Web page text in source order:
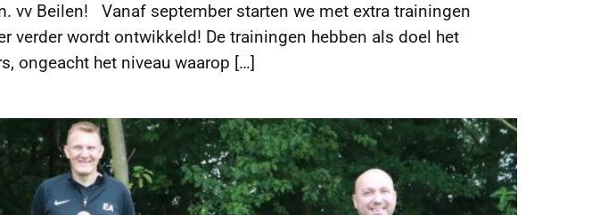
vv Beilen! Vanaf september starten we met extra trainingen
verder wordt ontwikkeld! De trainingen hebben als doel het
ongeacht het niveau waarop […]